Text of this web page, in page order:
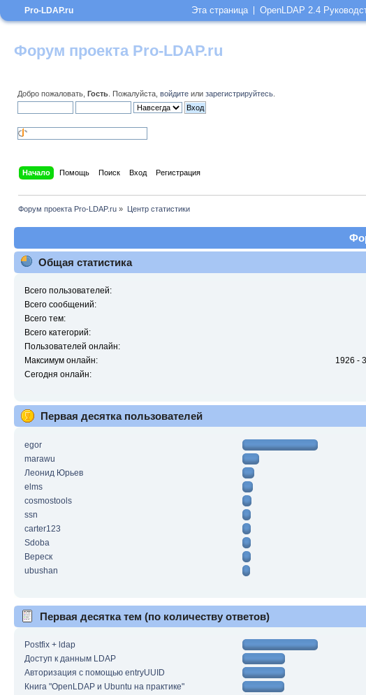
Форум проекта Pro-LDAP.ru
Добро пожаловать, Гость . Пожалуйста, войдите или зарегистрируйтесь
Начало Помощь Поиск Вход Регистрация
Форум проекта Pro-LDAP.ru » Центр статистики
Общая статистика
Всего пользователей:
Всего сообщений:
Всего тем:
Всего категорий:
Пользователей онлайн:
Максимум онлайн:
1926 -
Сегодня онлайн:
Первая десятка пользователей
egor
marawu
Леонид Юрьев
elms
cosmostools
ssn
carter123
Sdoba
Вереск
ubushan
Первая десятка тем (по количеству ответов)
Postfix + ldap
Доступ к данным LDAP
Авторизация с помощью entryUUID
Книга "OpenLDAP и Ubuntu на практике"
Pro-LDAP.ru Эта страница OpenLDAP 2.4